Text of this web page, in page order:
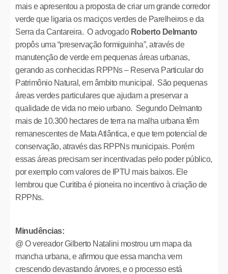
mais e apresentou a proposta de criar um grande corredor
verde que ligaria os maciços verdes de Parelheiros e da
Serra da Cantareira. O advogado Roberto Delmanto
propôs uma “preservação formiguinha”, através de
manutenção de verde em pequenas áreas urbanas,
gerando as conhecidas RPPNs – Reserva Particular do
Patrimônio Natural, em âmbito municipal. São pequenas
áreas verdes particulares que ajudam a preservar a
qualidade de vida no meio urbano. Segundo Delmanto
mais de 10.300 hectares de terra na malha urbana têm
remanescentes de Mata Atlântica, e que tem potencial de
conservação, através das RPPNs municipais. Porém
essas áreas precisam ser incentivadas pelo poder público,
por exemplo com valores de IPTU mais baixos. Ele
lembrou que Curitiba é pioneira no incentivo à criação de
RPPNs.
Minudências:
@ O vereador Gilberto Natalini mostrou um mapa da
mancha urbana, e afirmou que essa mancha vem
crescendo devastando árvores, e o processo está